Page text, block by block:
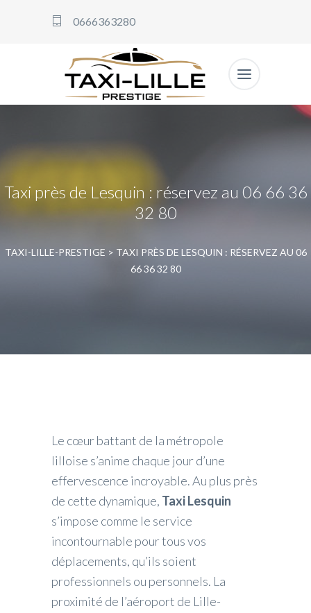
0666363280
Taxi près de Lesquin : réservez au 06 66 36
32 80
TAXI-LILLE-PRESTIGE > TAXI PRÈS DE LESQUIN : RÉSERVEZ AU 06
66 36 32 80
Le cœur battant de la métropole
lilloise s’anime chaque jour d’une
effervescence incroyable. Au plus près
de cette dynamique, Taxi Lesquin
s’impose comme le service
incontournable pour tous vos
déplacements, qu’ils soient
professionnels ou personnels. La
proximité de l’aéroport de Lille-